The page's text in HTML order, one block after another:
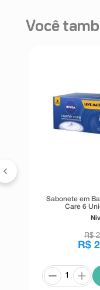
Você
Sabonete em
Care 6
R$
R$